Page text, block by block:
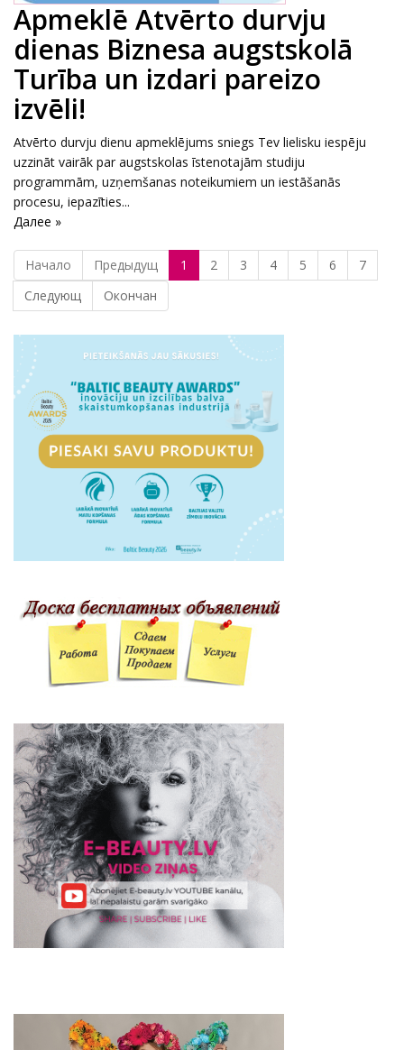
Apmeklē Atvērto durvju
dienas Biznesa augstskolā
Turība un izdari pareizo
izvēli!
Atvērto durvju dienu apmeklējums sniegs Tev lielisku iespēju
uzzināt vairāk par augstskolas īstenotajām studiju
programmām, uzņemšanas noteikumiem un iestāšanās
procesu, iepazīties...
Далее »
Начало Предыдущ 1 2 3 4 5 6
7
Следующ
Окончан